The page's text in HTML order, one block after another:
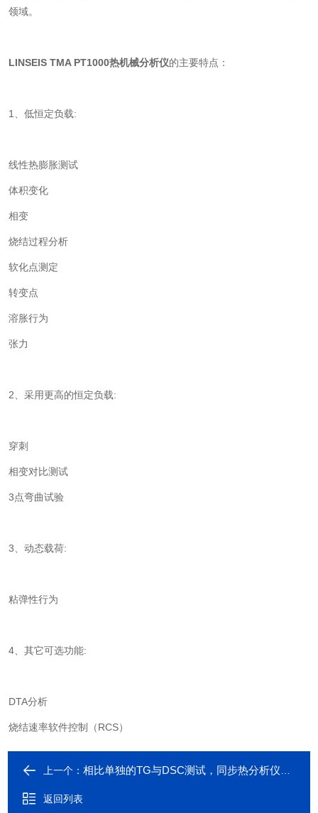
领域。
LINSEIS TMA PT1000热机械分析仪的主要特点：
1、低恒定负载:
线性热膨胀测试
体积变化
相变
烧结过程分析
软化点测定
转变点
溶胀行为
张力
2、采用更高的恒定负载:
穿刺
相变对比测试
3点弯曲试验
3、动态载荷:
粘弹性行为
4、其它可选功能:
DTA分析
烧结速率软件控制（RCS）
上一个：相比单独的TG与DSC测试，同步热分析仪有哪些优点？
返回列表